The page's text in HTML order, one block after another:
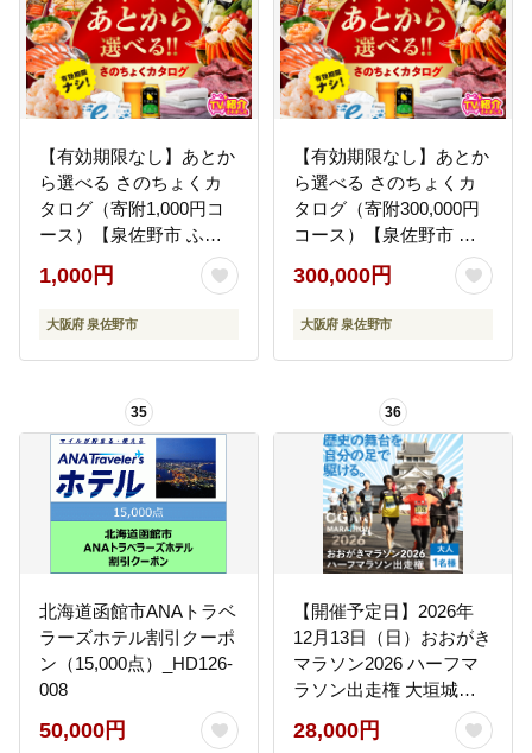
ふるさと納税 ］
【有効期限なし】あとか
ら選べる さのちょくカ
タログ（寄附1,000円コ
ース）【泉佐野市 ふる
さとギフト 4000品以上
高評価 肉 ビール 海鮮 野
菜 定期便 タオル ティッ
フト あとからセレク
1,000円
大阪府 泉佐野市
【有効期限なし】あとか
ら選べる さのちょくカ
タログ（寄附300,000円
コース）【泉佐野市 ふ
るさとギフト 4000品以
上 高評価 肉 ビール 海鮮
野菜 定期便 タオル ティ
ギフト あとからセレク
300,000円
大阪府 泉佐野市
35
北海道函館市ANAトラベ
ラーズホテル割引クーポ
ン（15,000点）_HD126-
008
50,000円
36
【開催予定日】2026年
12月13日（日）おおがき
マラソン2026 ハーフマ
ラソン出走権 大垣城と
墨俣一夜城 豊臣氏ゆか
りの城を巡る歴史旅！ハ
28,000円